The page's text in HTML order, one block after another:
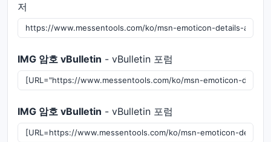
저
IMG 암호 vBulletin - vBulletin 포럼
IMG 암호 vBulletin - vBulletin 포럼